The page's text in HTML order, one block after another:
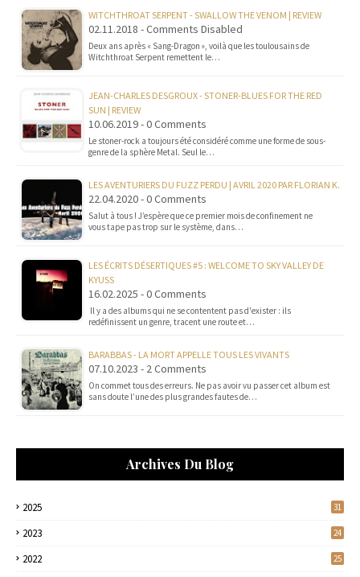
WITCHTHROAT SERPENT - SWALLOW THE VENOM | REVIEW
02.11.2018 - Comments Disabled
Deux ans après « Sang-Dragon », voilà que les toulousains de
Witchthroat Serpent remettent le…
JEAN-CHARLES DESGROUX - STONER-BLUES FOR THE RED
SUN | REVIEW
10.06.2019 - 0 Comments
Le stoner-rock a toujours été considéré comme une forme de sous-
genre de la sphère Metal. Seul le…
LES AVENTURIERS DU FUZZ PERDU | AVRIL 2020 PAR FLORIAN K.
22.04.2020 - 0 Comments
Salut à tous ! J’espère que ce premier mois de confinement ne
vous tape pas trop sur le système, dans…
LES ÉCRITS DÉSERTIQUES #5 : WELCOME TO SKY VALLEY DE
KYUSS
16.02.2025 - 0 Comments
Il y a des albums qui ne se contentent pas d'exister : ils
redéfinissent un genre, tracent une route et…
BARABBAS - LA MORT APPELLE TOUS LES VIVANTS
07.10.2023 - 2 Comments
On commet tous des erreurs. Ne pas avoir vu passer cet album est
sans doute l’une des plus grandes fautes de…
Archives Du Blog
2025 31
2023 24
2022 25